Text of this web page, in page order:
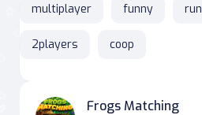
multiplayer funny run
2players coop
Frogs Matching